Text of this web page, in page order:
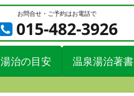
湯治の目安 温泉湯治著書
お問合せ・ご予約はお電話で
015-482-3926